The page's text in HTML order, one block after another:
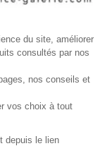
du site, améliorer
consultés par nos
nos conseils et
vos choix à tout
depuis le lien